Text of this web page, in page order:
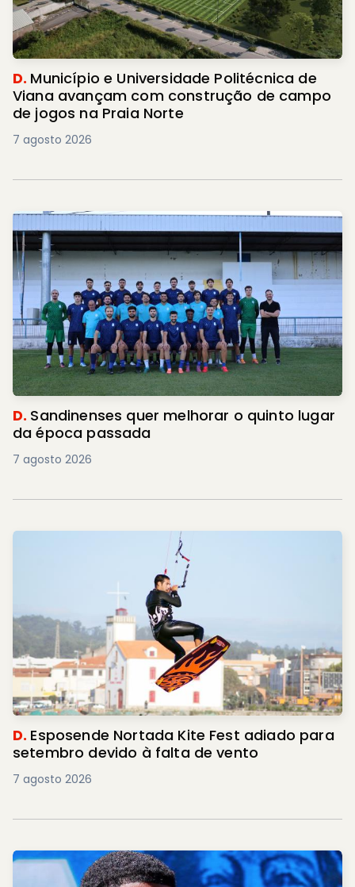
D. Município e Universidade Politécnica de
Viana avançam com construção de campo
de jogos na Praia Norte
7 agosto 2026
D. Sandinenses quer melhorar o quinto lugar
da época passada
7 agosto 2026
D. Esposende Nortada Kite Fest adiado para
setembro devido à falta de vento
7 agosto 2026